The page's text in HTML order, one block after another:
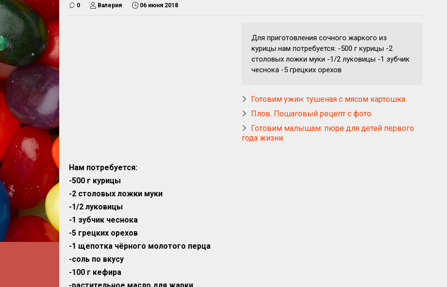
0 Валерия 06 июня 2018
Для приготовления сочного жаркого из
курицы нам потребуется: -500 г курицы -2
столовых ложки муки -1/2 луковицы -1 зубчик
чеснока -5 грецких орехов
Готовим ужин: тушеная с мясом картошка
Плов. Пошаговый рецепт с фото
Готовим малышам: пюре для детей первого
года жизни
Нам потребуется:
-500 г курицы
-2 столовых ложки муки
-1/2 луковицы
-1 зубчик чеснока
-5 грецких орехов
-1 щепотка чёрного молотого перца
-соль по вкусу
-100 г кефира